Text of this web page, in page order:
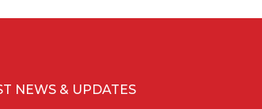
NEWS & UPDATES